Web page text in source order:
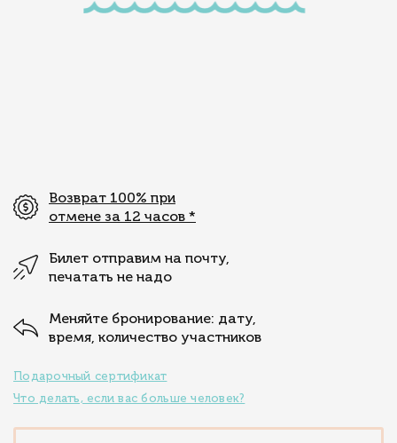
Возврат 100% при
отмене за 12 часов *
Билет отправим на почту,
печатать не надо
Меняйте бронирование: дату,
время, количество участников
Подарочный сертификат
Что делать, если вас больше человек?